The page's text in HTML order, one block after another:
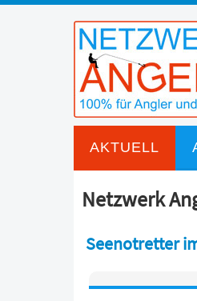
AKTUELL
Netzwerk
Seenotretter